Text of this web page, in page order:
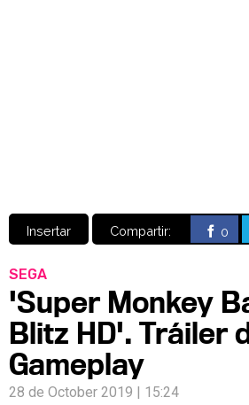
Insertar Compartir: 0
SEGA
'Super Monkey
Blitz HD'. Tráiler
Gameplay
28 de October 2019 | 15:24